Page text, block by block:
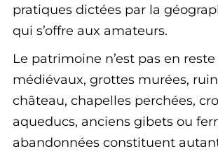
pratiques dictées par la
qui s’offre aux amateurs.
Le patrimoine n’est pas en
médiévaux, grottes murées,
château, chapelles perchées,
aqueducs, anciens gibets ou
abandonnées constituent